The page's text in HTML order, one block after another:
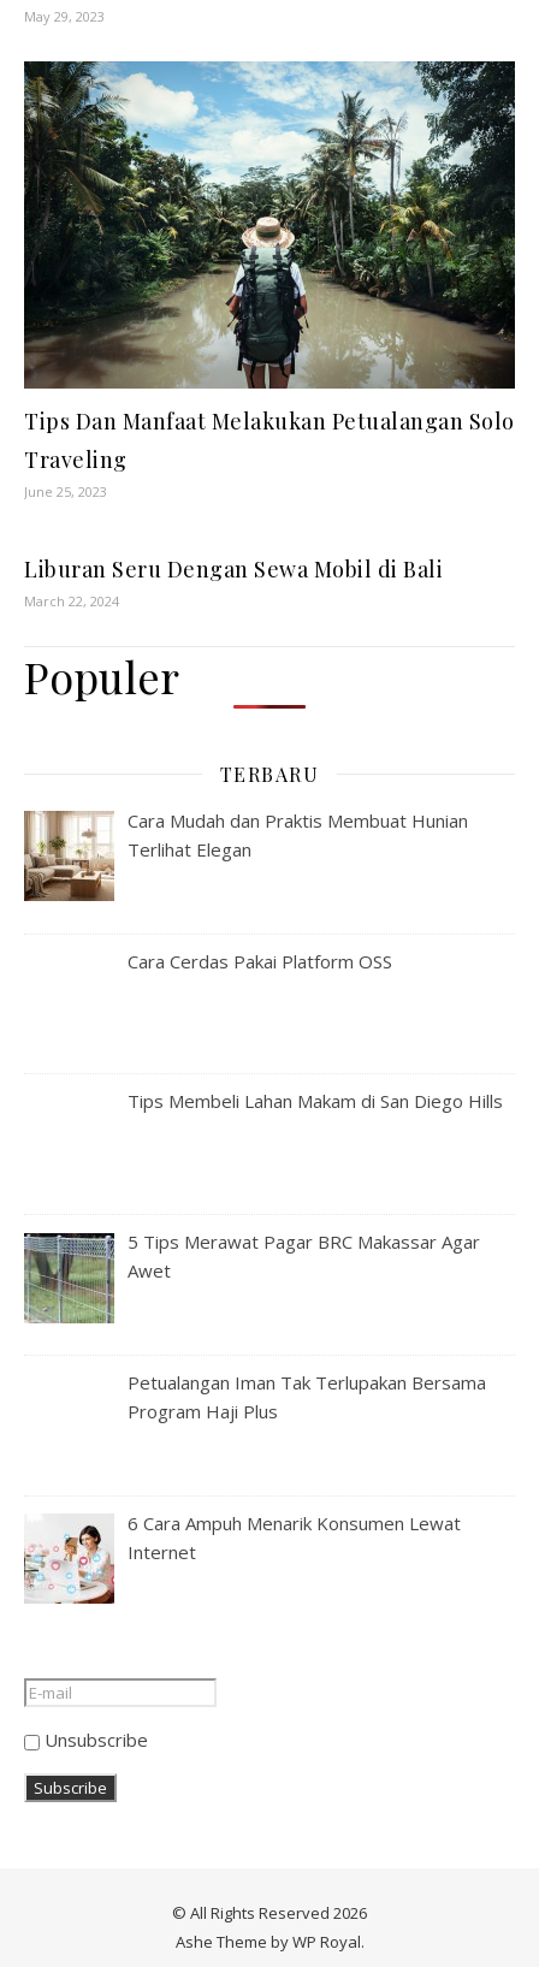
May 29, 2023
Tips Dan Manfaat Melakukan Petualangan Solo
Traveling
June 25, 2023
Liburan Seru Dengan Sewa Mobil di Bali
March 22, 2024
Populer
TERBARU
Cara Mudah dan Praktis Membuat Hunian
Terlihat Elegan
Cara Cerdas Pakai Platform OSS
Tips Membeli Lahan Makam di San Diego Hills
5 Tips Merawat Pagar BRC Makassar Agar
Awet
Petualangan Iman Tak Terlupakan Bersama
Program Haji Plus
6 Cara Ampuh Menarik Konsumen Lewat
Internet
Unsubscribe
© All Rights Reserved 2026
Ashe Theme byWP Royal.